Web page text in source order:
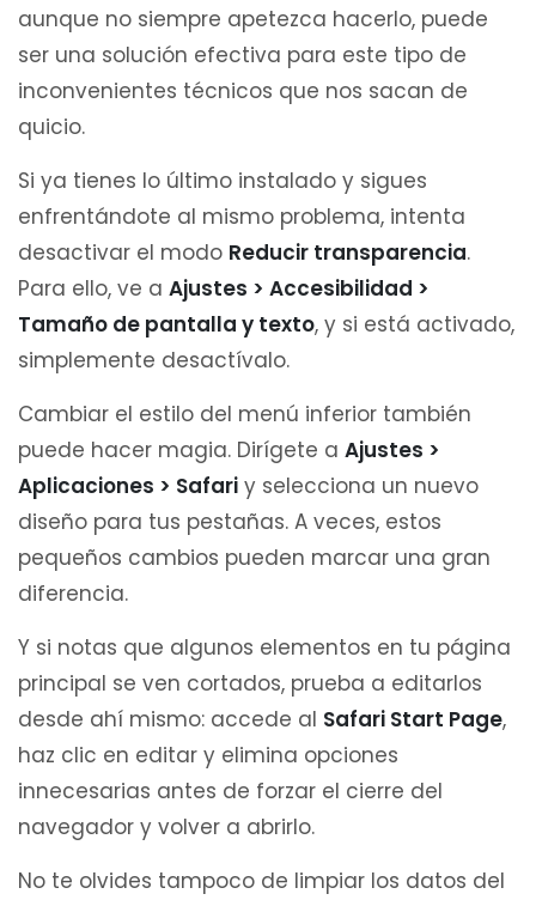
aunque no siempre apetezca hacerlo, puede
ser una solución efectiva para este tipo de
inconvenientes técnicos que nos sacan de
quicio.
Si ya tienes lo último instalado y sigues
enfrentándote al mismo problema, intenta
desactivar el modo Reducir transparencia.
Para ello, ve a Ajustes > Accesibilidad >
Tamaño de pantalla y texto, y si está activado,
simplemente desactívalo.
Cambiar el estilo del menú inferior también
puede hacer magia. Dirígete a Ajustes >
Aplicaciones > Safari y selecciona un nuevo
diseño para tus pestañas. A veces, estos
pequeños cambios pueden marcar una gran
diferencia.
Y si notas que algunos elementos en tu página
principal se ven cortados, prueba a editarlos
desde ahí mismo: accede al Safari Start Page,
haz clic en editar y elimina opciones
innecesarias antes de forzar el cierre del
navegador y volver a abrirlo.
No te olvides tampoco de limpiar los datos del